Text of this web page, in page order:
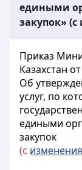
едиными
закупок»
Приказ
Казахстан
Об
услуг, по
едиными
закупок
(с